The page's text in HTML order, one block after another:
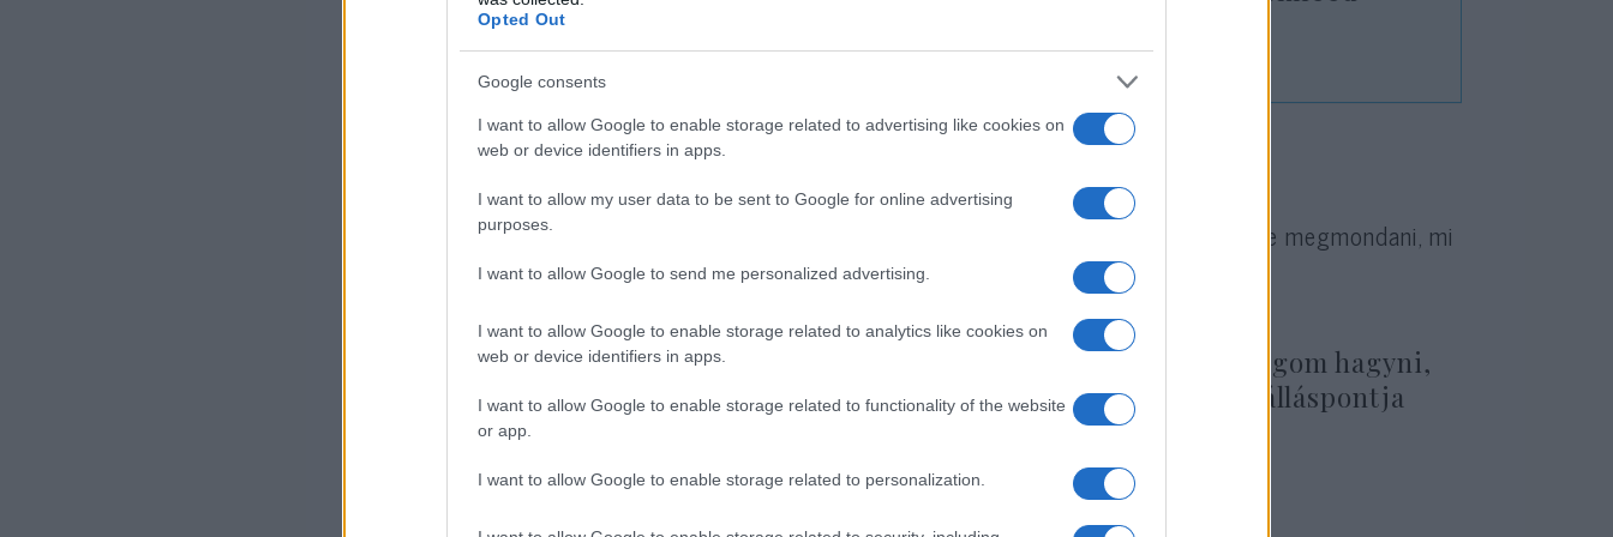
Opted Out
Google consents
I want to allow Google to enable storage related to advertising like cookies on
web or device identifiers in apps.
I want to allow my user data to be sent to Google for online advertising
purposes.
I want to allow Google to send me personalized advertising.
I want to allow Google to enable storage related to analytics like cookies on
web or device identifiers in apps.
I want to allow Google to enable storage related to functionality of the website
or app.
I want to allow Google to enable storage related to personalization.
Nemcsak Izrael aggódik az F-35-ösök miatt
Hozzátette, hogy vannak kétségei a tűzszünetet kiváltó amerikai-iráni
szándéknyilatkozattal kapcsolatban, de kijelentette: „még túl korai lenne megmondani, mi
fog történni”.
„Hogy lesz-e megállapodás vagy sem, én biztosan nem fogom hagyni,
hogy Irán nukleáris fegyverekhez jusson, és ez az elnök álláspontja